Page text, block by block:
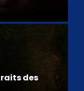
des